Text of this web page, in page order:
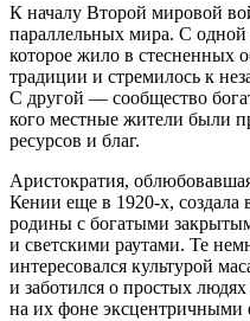
К началу Второй мировой
параллельных мира. С
которое жило в стесненных
традиции и стремилось к
С другой — сообщество
кого местные жители были
ресурсов и благ.
Аристократия,
Кении еще в 1920-х, создала
родины с богатыми
и светскими раутами. Те
интересовался культурой
и заботился о простых
на их фоне